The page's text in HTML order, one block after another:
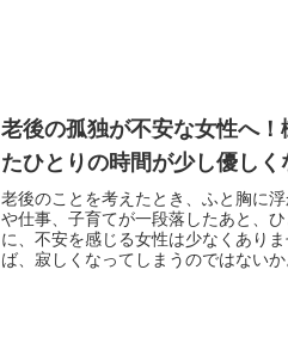
老後の孤独が不安な女性へ
たひとりの時間が少し優しく
老後のことを考えたとき、ふと胸に
や仕事、子育てが一段落したあと、
に、不安を感じる女性は少なくあり
ば、寂しくなってしまうのではない